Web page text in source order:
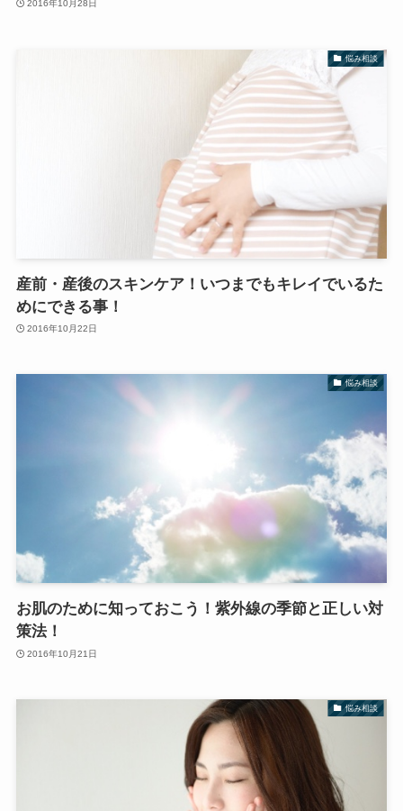
2016年10月28日
悩み相談
産前・産後のスキンケア！いつまでもキレイでいるた
めにできる事！
2016年10月22日
悩み相談
お肌のために知っておこう！紫外線の季節と正しい対
策法！
2016年10月21日
悩み相談